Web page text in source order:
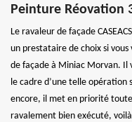
Peinture Réovation
Le ravaleur de façade
un prestataire de choix si
de façade à Miniac Morvan. Il
le cadre d’une telle opération
encore, il met en priorité
ravalement bien exécuté,